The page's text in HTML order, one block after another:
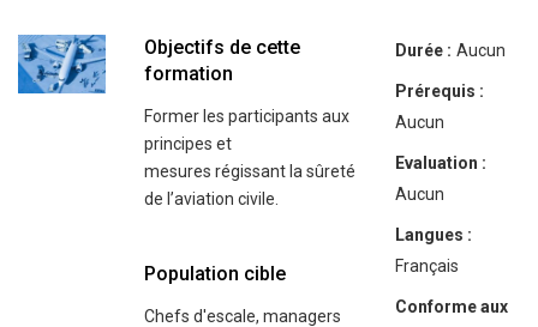
Objectifs de cette
formation
Former les participants aux
principes et
mesures régissant la sûreté
de l’aviation civile.
Population cible
Chefs d'escale, managers
Durée : Aucun
Prérequis :
Aucun
Evaluation :
Aucun
Langues :
Français
Conforme aux